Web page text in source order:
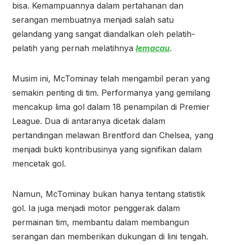
bisa. Kemampuannya dalam pertahanan dan
serangan membuatnya menjadi salah satu
gelandang yang sangat diandalkan oleh pelatih-
pelatih yang pernah melatihnya lemacau.
Musim ini, McTominay telah mengambil peran yang
semakin penting di tim. Performanya yang gemilang
mencakup lima gol dalam 18 penampilan di Premier
League. Dua di antaranya dicetak dalam
pertandingan melawan Brentford dan Chelsea, yang
menjadi bukti kontribusinya yang signifikan dalam
mencetak gol.
Namun, McTominay bukan hanya tentang statistik
gol. Ia juga menjadi motor penggerak dalam
permainan tim, membantu dalam membangun
serangan dan memberikan dukungan di lini tengah.